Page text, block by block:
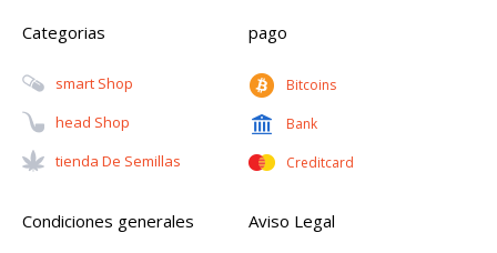
Categorias
Smart Shop
Head Shop
Tienda De Semillas
pago
Bitcoins
Bank
Creditcard
Condiciones generales Aviso Legal